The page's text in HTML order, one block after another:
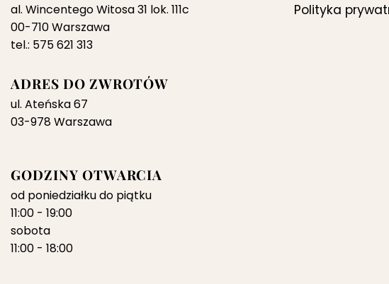
al. Wincentego Witosa 31 lok. 111c
00-710 Warszawa
tel.: 575 621 313
ADRES DO ZWROTÓW
ul. Ateńska 67
03-978 Warszawa
GODZINY OTWARCIA
od poniedziałku do piątku
11:00 - 19:00
sobota
11:00 - 18:00
Polityka